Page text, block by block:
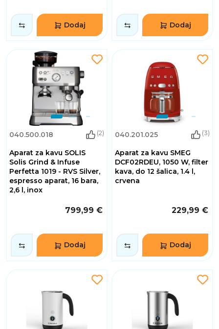
Dodaj Dodaj
040.500.018 (2)
Aparat za kavu SOLIS
Solis Grind & Infuse
Perfetta 1019 - RVS Silver,
espresso aparat, 16 bara,
2,6 l, inox
799,99 €
Dodaj
040.201.025 (3)
Aparat za kavu SMEG
DCF02RDEU, 1050 W, filter
kava, do 12 šalica, 1.4 l,
crvena
229,99 €
Dodaj